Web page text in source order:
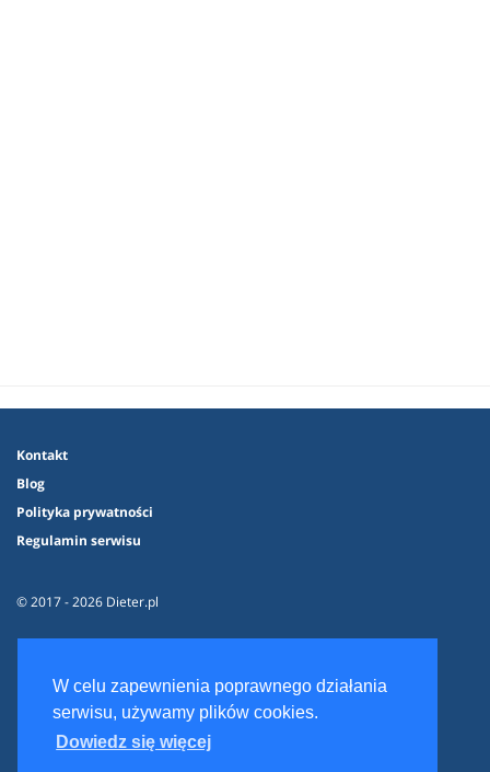
W celu zapewnienia poprawnego działania
serwisu, używamy plików cookies.
Dowiedz się więcej
Kontakt
Blog
Polityka prywatności
Regulamin serwisu
© 2017 - 2026 Dieter.pl